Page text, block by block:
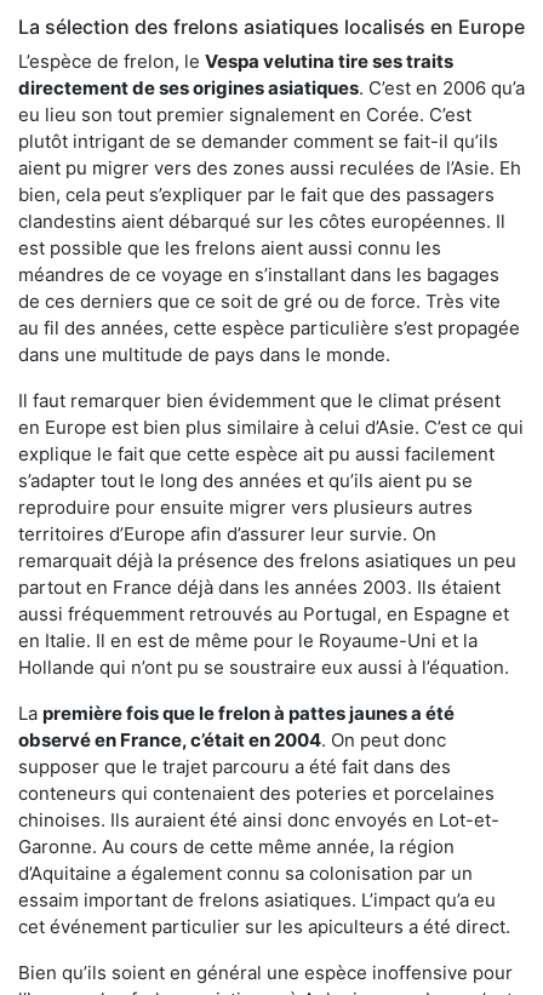
La sélection des frelons asiatiques localisés en Europe
L’espèce de frelon, le Vespa velutina tire ses traits
directement de ses origines asiatiques. C’est en 2006 qu’a
eu lieu son tout premier signalement en Corée. C’est
plutôt intrigant de se demander comment se fait-il qu’ils
aient pu migrer vers des zones aussi reculées de l’Asie. Eh
bien, cela peut s’expliquer par le fait que des passagers
clandestins aient débarqué sur les côtes européennes. Il
est possible que les frelons aient aussi connu les
méandres de ce voyage en s’installant dans les bagages
de ces derniers que ce soit de gré ou de force. Très vite
au fil des années, cette espèce particulière s’est propagée
dans une multitude de pays dans le monde.
Il faut remarquer bien évidemment que le climat présent
en Europe est bien plus similaire à celui d’Asie. C’est ce qui
explique le fait que cette espèce ait pu aussi facilement
s’adapter tout le long des années et qu’ils aient pu se
reproduire pour ensuite migrer vers plusieurs autres
territoires d’Europe afin d’assurer leur survie. On
remarquait déjà la présence des frelons asiatiques un peu
partout en France déjà dans les années 2003. Ils étaient
aussi fréquemment retrouvés au Portugal, en Espagne et
en Italie. Il en est de même pour le Royaume-Uni et la
Hollande qui n’ont pu se soustraire eux aussi à l’équation.
La première fois que le frelon à pattes jaunes a été
observé en France, c’était en 2004. On peut donc
supposer que le trajet parcouru a été fait dans des
conteneurs qui contenaient des poteries et porcelaines
chinoises. Ils auraient été ainsi donc envoyés en Lot-et-
Garonne. Au cours de cette même année, la région
d’Aquitaine a également connu sa colonisation par un
essaim important de frelons asiatiques. L’impact qu’a eu
cet événement particulier sur les apiculteurs a été direct.
Bien qu’ils soient en général une espèce inoffensive pour